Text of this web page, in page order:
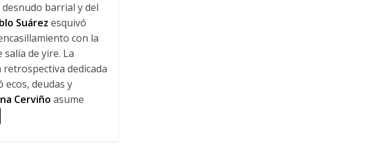
barrial y del
Suárez esquivó
con la
de yire. La
dedicada
ecos, deudas y
Cerviño asume